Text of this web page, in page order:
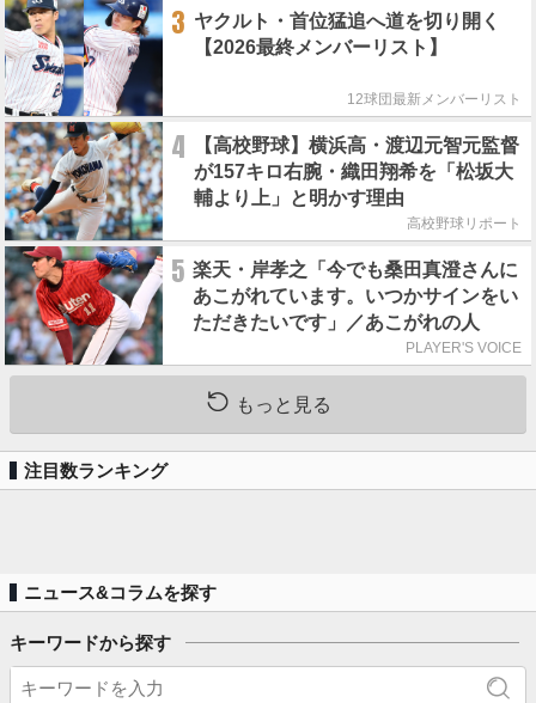
3 ヤクルト・首位猛追へ道を切り開く
【2026最終メンバーリスト】
12球団最新メンバーリスト
4
【高校野球】横浜高・渡辺元智元監督
が157キロ右腕・織田翔希を「松坂大
輔より上」と明かす理由
高校野球リポート
5 楽天・岸孝之「今でも桑田真澄さんに
あこがれています。いつかサインをい
ただきたいです」／あこがれの人
PLAYER'S VOICE
もっと見る
注目数ランキング
ニュース&コラムを探す
キーワードから探す